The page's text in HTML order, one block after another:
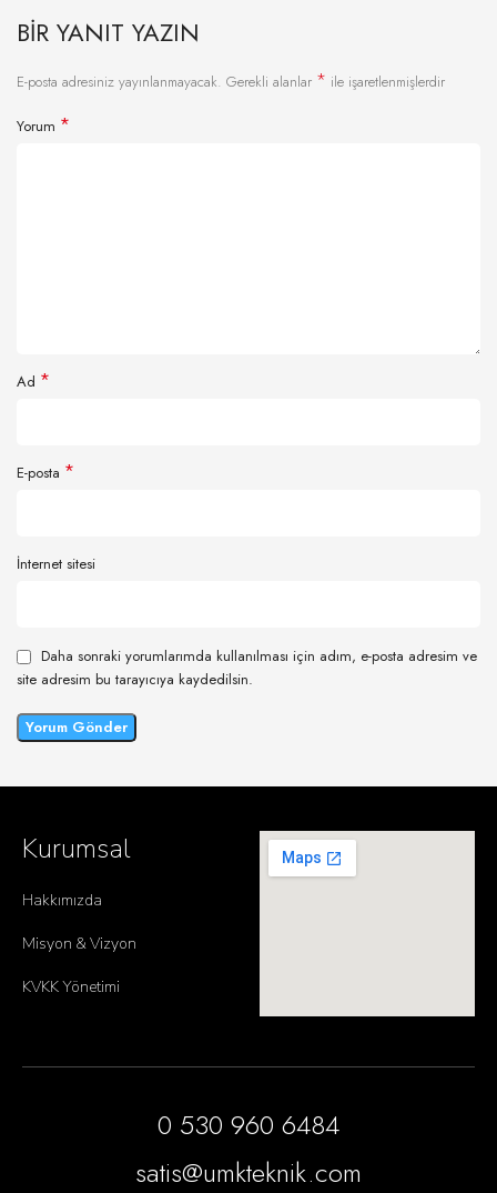
BIR YANIT YAZIN
E-posta adresiniz yayınlanmayacak. Gerekli alanlar * ile işaretlenmişlerdir
Yorum *
Ad *
E-posta *
İnternet sitesi
Daha sonraki yorumlarımda kullanılması için adım, e-posta adresim ve
site adresim bu tarayıcıya kaydedilsin.
Kurumsal
Hakkımızda
Misyon & Vizyon
KVKK Yönetimi
0 530 960 6484
satis@umkteknik.com